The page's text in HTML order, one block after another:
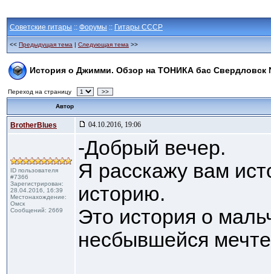
Советские гитары :: Форумы :: Гитары СССР
<< Предыдущая тема | Следующая тема >>
История о Джимми. Обзор на ТОНИКА бас Свердловск
Переход на страницу >>
Автор
BrotherBlues 04.10.2016, 19:06
ID пользователя
#7366
Зарегистрирован:
28.04.2016, 16:39
Местонахождение:
Омск
Сообщений: 2669
-Добрый вечер.
Я расскажу вам
историю.
Это история о
несбывшейся